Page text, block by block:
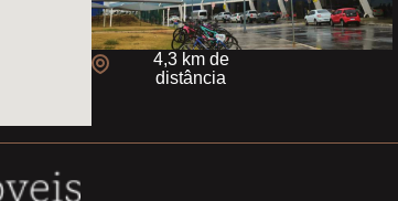
4,3 km de
distância